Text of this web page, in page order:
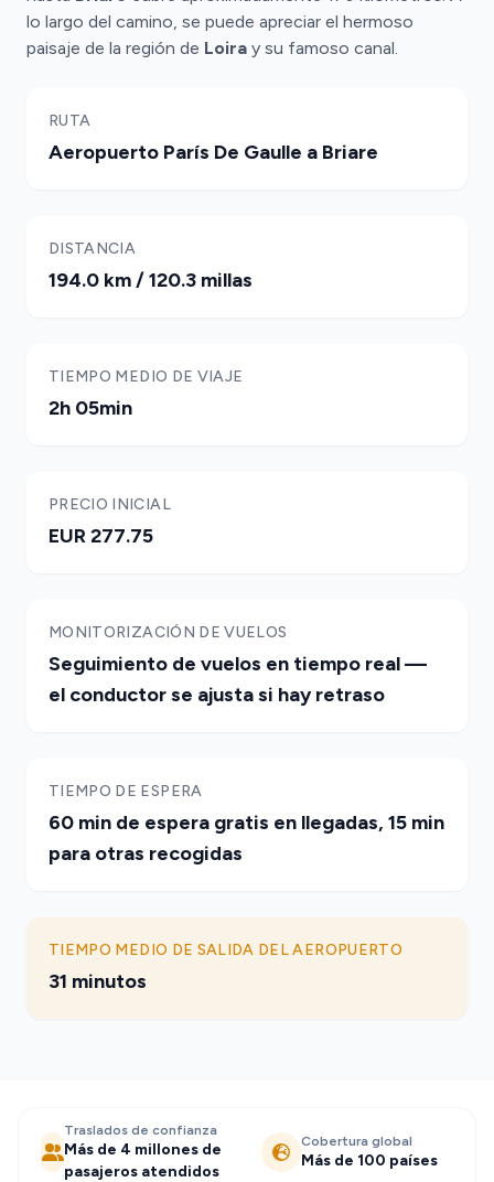
lo largo del camino, se puede apreciar el hermoso
paisaje de la región de Loira y su famoso canal.
RUTA
Aeropuerto París De Gaulle a Briare
DISTANCIA
194.0 km / 120.3 millas
TIEMPO MEDIO DE VIAJE
2h 05min
PRECIO INICIAL
EUR 277.75
MONITORIZACIÓN DE VUELOS
Seguimiento de vuelos en tiempo real —
el conductor se ajusta si hay retraso
TIEMPO DE ESPERA
60 min de espera gratis en llegadas, 15 min
para otras recogidas
TIEMPO MEDIO DE SALIDA DEL AEROPUERTO
31 minutos
Traslados de confianza
Más de 4 millones de
pasajeros atendidos
Cobertura global
Más de 100 países